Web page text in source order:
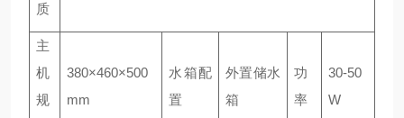
质
主
机
规
380×460×500
mm
水箱配
置
外置储水
箱
功
率
30-50
W